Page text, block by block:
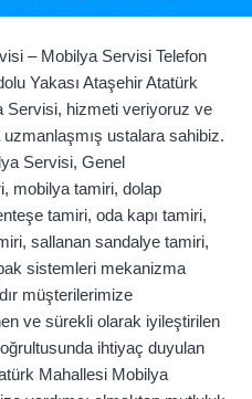
– Mobilya Servisi Telefon
Yakası Ataşehir Atatürk
Servisi, hizmeti veriyoruz ve
ustalara sahibiz.
Servisi, Genel
mobilya tamiri, dolap
tamiri, oda kapı tamiri,
sallanan sandalye tamiri,
sistemleri mekanizma
müşterilerimize
ve sürekli olarak iyileştirilen
ihtiyaç duyulan
Mahallesi Mobilya